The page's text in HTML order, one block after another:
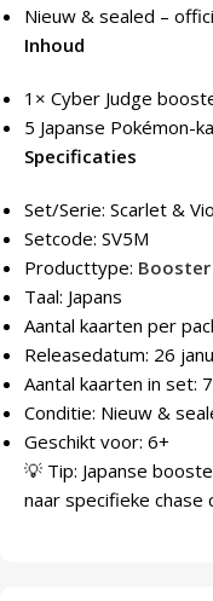
Nieuw & sealed –
Inhoud
1× Cyber Judge
5 Japanse Pokémon-
Specificaties
Set/Serie: Scarlet &
Setcode: SV5M
Producttype: Booster
Taal: Japans
Aantal kaarten per
Releasedatum: 26
Aantal kaarten in set:
Conditie: Nieuw &
Geschikt voor: 6+
💡 Tip: Japanse
naar specifieke chase